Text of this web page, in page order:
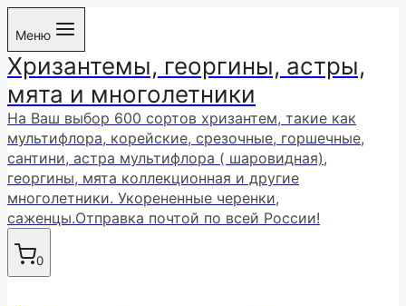
Перейти
содержимому
Меню
Хризантемы, георгины, астры,
мята и многолетники
На Ваш выбор 600 сортов хризантем, такие как
мультифлора, корейские, срезочные, горшечные,
сантини, астра мультифлора ( шаровидная),
георгины, мята коллекционная и другие
многолетники. Укорененные черенки,
саженцы.Отправка почтой по всей России!
0